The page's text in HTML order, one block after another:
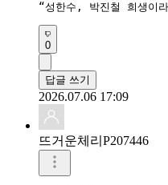
“성한수, 박진철 희생이
0
답글 쓰기
2026.07.06 17:09
뜨거운체리P207446